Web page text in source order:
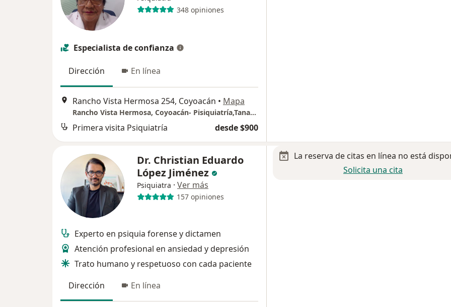
348 opiniones
Especialista de confianza
Dirección En línea
Rancho Vista Hermosa 254, Coyoacán • Mapa
Rancho Vista Hermosa, Coyoacán- Pisiquiatría,Tanatología y psicoterapia.
Primera visita Psiquiatría desde $900
Dr. Christian Eduardo
López Jiménez
Psiquiatra · Ver más
157 opiniones
Experto en psiquia forense y dictamen
Atención profesional en ansiedad y depresión
Trato humano y respetuoso con cada paciente
Dirección
En línea
La reserva de citas en línea no está
Solicita una cita